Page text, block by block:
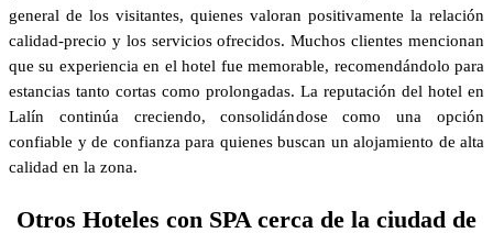
general de los visitantes, quienes valoran positivamente la relación
calidad-precio y los servicios ofrecidos. Muchos clientes mencionan
que su experiencia en el hotel fue memorable, recomendándolo para
estancias tanto cortas como prolongadas. La reputación del hotel en
Lalín continúa creciendo, consolidándose como una opción
confiable y de confianza para quienes buscan un alojamiento de alta
calidad en la zona.
Otros Hoteles con SPA cerca de la ciudad de